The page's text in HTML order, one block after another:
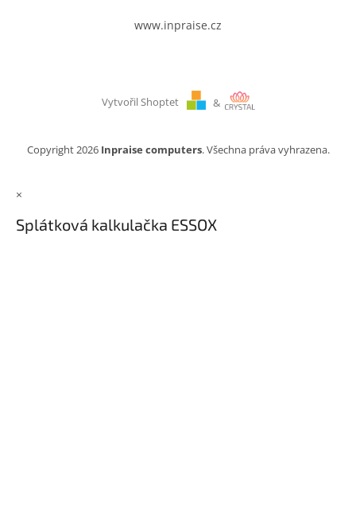
www.inpraise.cz
Vytvořil Shoptet &
Copyright 2026 Inpraise computers. Všechna práva vyhrazena.
×
Splátková kalkulačka ESSOX